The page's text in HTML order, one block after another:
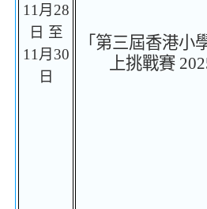
1 1 月 28
日 至
11 月 30
日
「第三屆香港小
上挑戰賽